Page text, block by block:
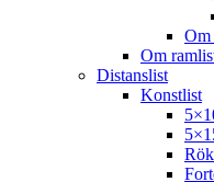
Om
Om
Distanslist
Konstlist